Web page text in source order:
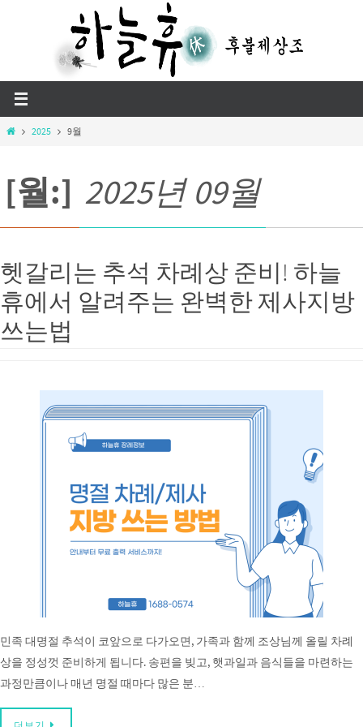
Home2025 9월
[월:] 2025년 09월
헷갈리는 추석 차례상 준비! 하늘
휴에서 알려주는 완벽한 제사지방
쓰는법
민족 대명절 추석이 코앞으로 다가오면, 가족과 함께 조상님께 올릴 차례
상을 정성껏 준비하게 됩니다. 송편을 빚고, 햇과일과 음식들을 마련하는
과정만큼이나 매년 명절 때마다 많은 분…